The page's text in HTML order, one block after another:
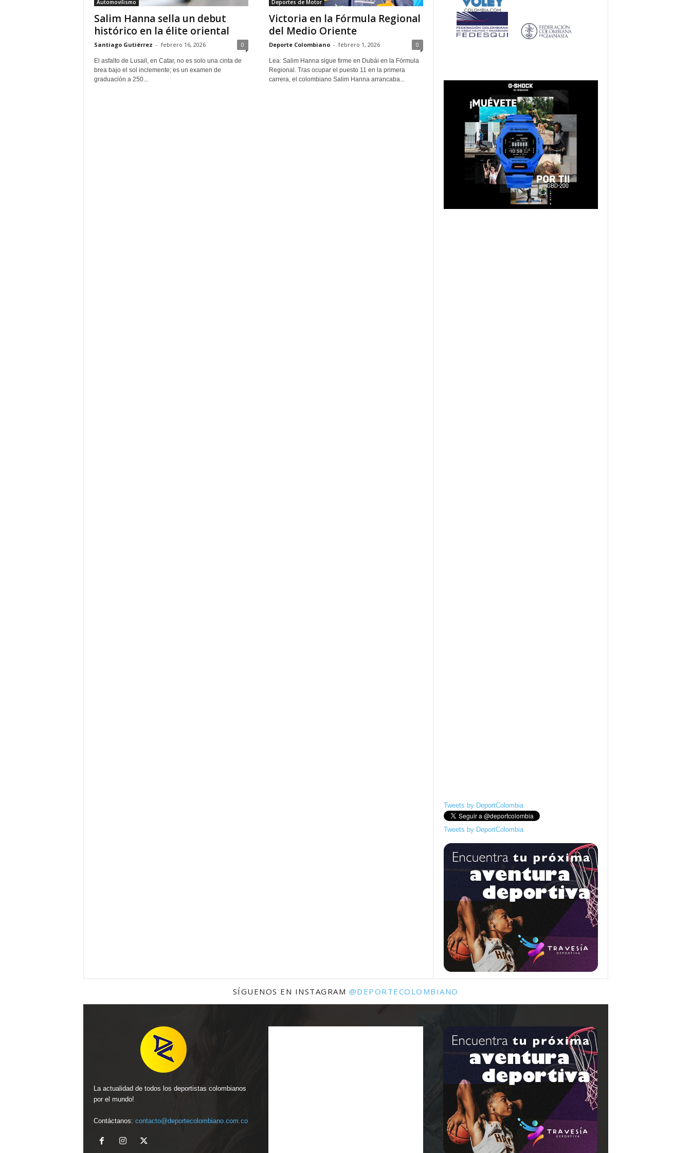
Automovilismo
Salim Hanna sella un debut
histórico en la élite oriental
Santiago Gutiérrez - febrero 16, 2026 0
El asfalto de Lusail, en Catar, no es solo una cinta de
brea bajo el sol inclemente; es un examen de
graduación a 250...
Deportes de Motor
Victoria en la Fórmula Regional
del Medio Oriente
Deporte Colombiano - febrero 1, 2026 0
Lea: Salim Hanna sigue firme en Dubái en la Fórmula
Regional. Tras ocupar el puesto 11 en la primera
carrera, el colombiano Salim Hanna arrancaba...
Tweets by DeportColombia
Tweets by DeportColombia
SÍGUENOS EN INSTAGRAM @DEPORTECOLOMBIANO
La actualidad de todos los deportistas colombianos
por el mundo!
Contáctanos: contacto@deportecolombiano.com.co